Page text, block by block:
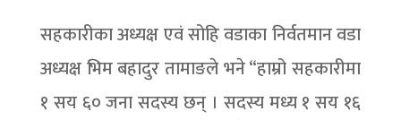
सहकारीका अध्यक्ष एवं सोहि वडाका निर्वतमान वडा
अध्यक्ष भिम बहादुर तामाङले भने “हाम्रो सहकारीमा
१ सय ६० जना सदस्य छन् । सदस्य मध्य १ सय १६